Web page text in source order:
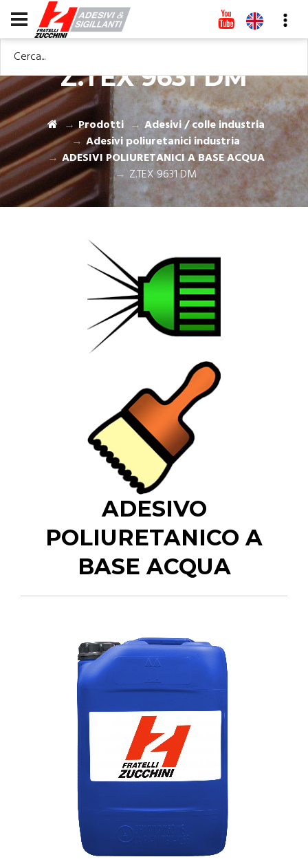
Cerca...
Z.TEX 9631 DM
Prodotti
Adesivi / colle industria
Adesivi poliuretanici industria
ADESIVI POLIURETANICI A BASE ACQUA
Z.TEX 9631 DM
ADESIVO
POLIURETANICO A
BASE ACQUA